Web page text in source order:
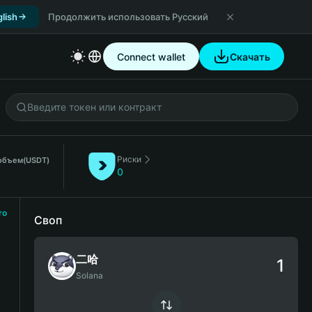
Продолжить использовать Русский
Connect wallet Скачать
(USDT) Риски
0
Своп
二哈
Solana